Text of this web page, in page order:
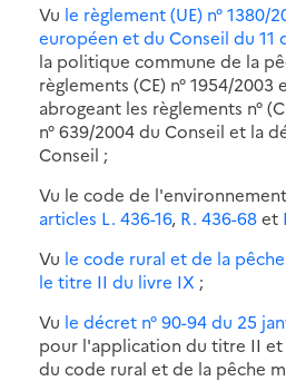
Vu le règlement (UE) n° 1380/
européen et du Conseil du 11
la politique commune de la
règlements (CE) n° 1954/2003
abrogeant les règlements n°
n° 639/2004 du Conseil et la
Conseil ;
Vu le code de
articles L. 436-16, R. 436-68et
Vu le code rural et de la
le titre II du livre IX ;
Vu le décret n° 90-94 du 25
pour l'application du titre II
du code rural et de la pêche